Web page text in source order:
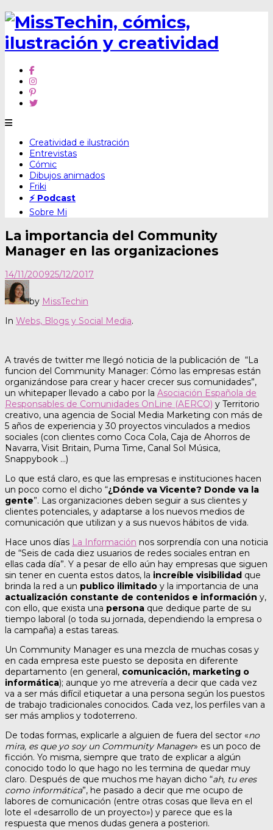
Skip
content
Creatividad e ilustración
Entrevistas
Cómic
Dibujos animados
Friki
⚡ Podcast
Sobre Mi
La importancia del Community
Manager en las organizaciones
14/11/200925/12/2017
by MissTechin
In Webs, Blogs y Social Media.
A través de twitter me llegó noticia de la publicación de “La
funcion del Community Manager: Cómo las empresas están
organizándose para crear y hacer crecer sus comunidades”,
un whitepaper llevado a cabo por la Asociación Española de
Responsables de Comunidades OnLine (AERCO) y Territorio
creativo, una agencia de Social Media Marketing con más de
5 años de experiencia y 30 proyectos vinculados a medios
sociales (con clientes como Coca Cola, Caja de Ahorros de
Navarra, Visit Britain, Puma Time, Canal Sol Música,
Snappybook …)
Lo que está claro, es que las empresas e instituciones hacen
un poco como el dicho “¿Dónde va Vicente? Donde va la
gente”. Las organizaciones deben seguir a sus clientes y
clientes potenciales, y adaptarse a los nuevos medios de
comunicación que utilizan y a sus nuevos hábitos de vida.
Hace unos días La Información nos sorprendía con una noticia
de “Seis de cada diez usuarios de redes sociales entran en
ellas cada día”. Y a pesar de ello aún hay empresas que siguen
sin tener en cuenta estos datos, la increíble visibilidad que
brinda la red a un publico ilimitado y la importancia de una
actualización constante de contenidos e información y,
con ello, que exista una persona que dedique parte de su
tiempo laboral (o toda su jornada, dependiendo la empresa o
la campaña) a estas tareas.
Un Community Manager es una mezcla de muchas cosas y
en cada empresa este puesto se deposita en diferente
departamento (en general, comunicación, marketing o
informática); aunque yo me atrevería a decir que cada vez
va a ser más difícil etiquetar a una persona según los puestos
de trabajo tradicionales conocidos. Cada vez, los perfiles van a
ser más amplios y todoterreno.
De todas formas, explicarle a alguien de fuera del sector «no
mira, es que yo soy un Community Manager» es un poco de
ficción. Yo misma, siempre que trato de explicar a algún
conocido todo lo que hago no les termina de quedar muy
claro. Después de que muchos me hayan dicho “ah, tu eres
como informática”, he pasado a decir que me ocupo de
labores de comunicación (entre otras cosas que lleva en el
lote el «desarrollo de un proyecto») y parece que es la
respuesta que menos dudas genera a posteriori.